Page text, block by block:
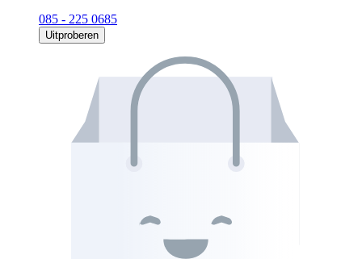
085 - 225 0685
Uitproberen